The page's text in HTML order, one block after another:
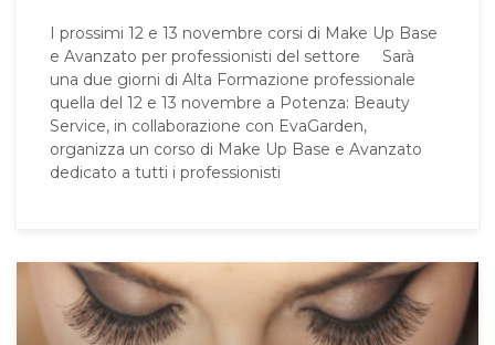
I prossimi 12 e 13 novembre corsi di Make Up Base
e Avanzato per professionisti del settore Sarà
una due giorni di Alta Formazione professionale
quella del 12 e 13 novembre a Potenza: Beauty
Service, in collaborazione con EvaGarden,
organizza un corso di Make Up Base e Avanzato
dedicato a tutti i professionisti